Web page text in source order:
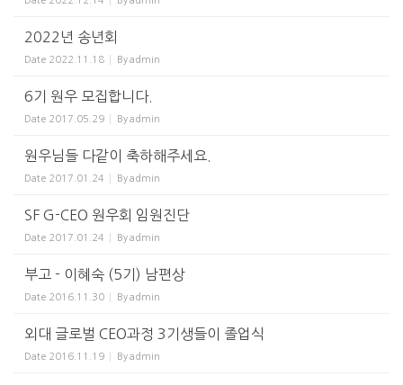
2022년 송년회
Date 2022.11.18 Byadmin
6기 원우 모집합니다.
Date 2017.05.29 Byadmin
원우님들 다같이 축하해주세요.
Date 2017.01.24 Byadmin
SF G-CEO 원우회 임원진단
Date 2017.01.24 Byadmin
부고 - 이혜숙 (5기) 남편상
Date 2016.11.30 Byadmin
외대 글로벌 CEO과정 3기생들이 졸업식
Date 2016.11.19 Byadmin